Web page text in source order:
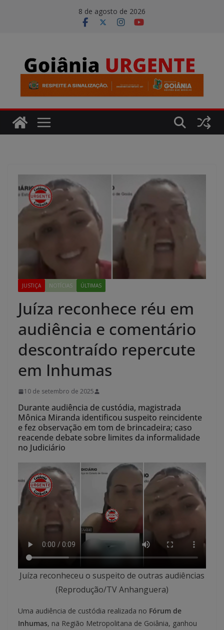
8 de agosto de 2026
JUSTIÇA NOTÍCIAS ÚLTIMAS
Juíza reconhece réu em
audiência e comentário
descontraído repercute
em Inhumas
10 de setembro de 2025
Durante audiência de custódia, magistrada
Mônica Miranda identificou suspeito reincidente
e fez observação em tom de brincadeira; caso
reacende debate sobre limites da informalidade
no Judiciário
Juíza reconheceu o suspeito de outras audiências
(Reprodução/TV Anhanguera)
Uma audiência de custódia realizada no Fórum de
Inhumas, na Região Metropolitana de Goiânia, ganhou
modal-check